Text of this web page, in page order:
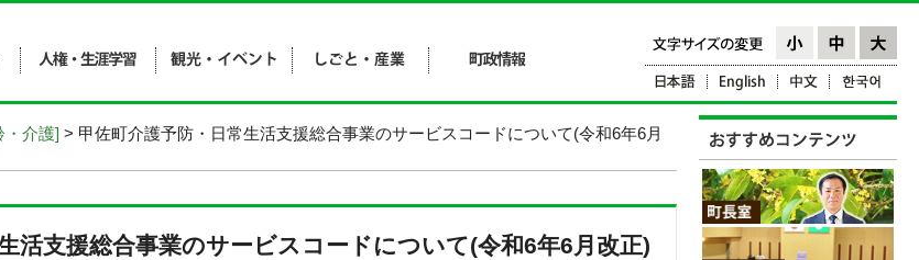
・介護] > 甲佐町介護予防・日常生活支援総合事業のサービスコードについて(令和6年6月
活支援総合事業のサービスコードについて(令和6年6月改正)